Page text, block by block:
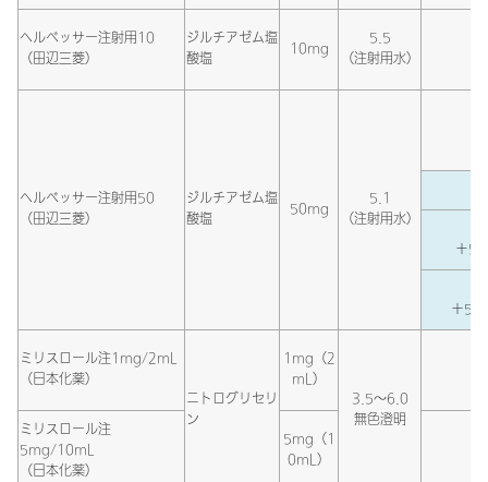
ヘルベッサー注射用10
（田辺三菱）
ジルチアゼム塩
酸塩
10mg
5.5
（注射用水）
ヘルベッサー注射用50
（田辺三菱）
ジルチアゼム塩
酸塩
50mg
5.1
（注射用水）
＋5
＋5
ミリスロール注1mg/2mL
（日本化薬）
ニトログリセリ
ン
1mg（2
mL）
3.5～6.0
無色澄明
ミリスロール注
5mg/10mL
（日本化薬）
5mg（1
0mL）